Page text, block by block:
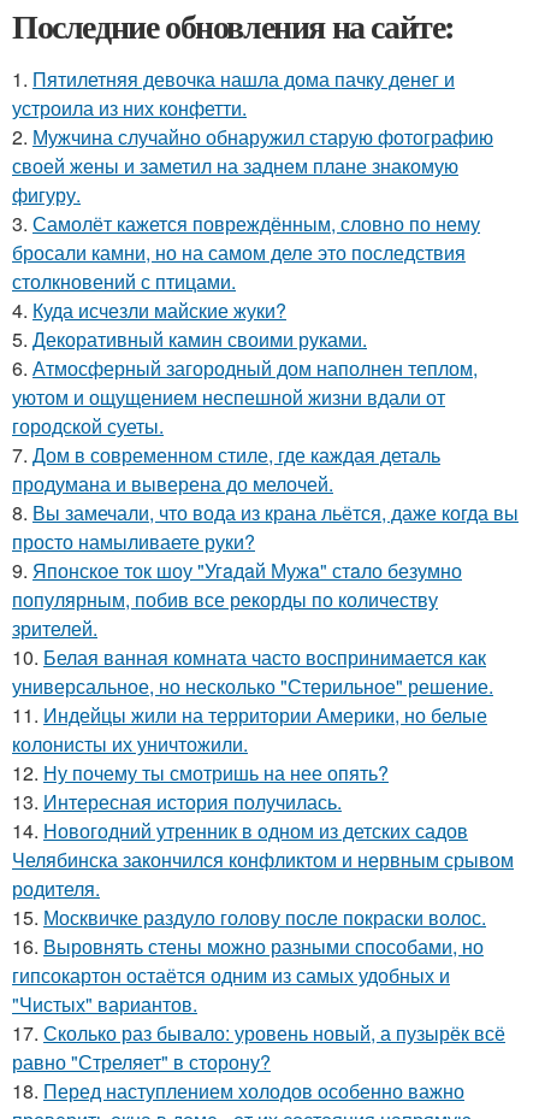
Последние обновления на сайте:
1. Пятилетняя девочка нашла дома пачку денег и
устроила из них конфетти.
2. Мужчина случайно обнаружил старую фотографию
своей жены и заметил на заднем плане знакомую
фигуру.
3. Самолёт кажется повреждённым, словно по нему
бросали камни, но на самом деле это последствия
столкновений с птицами.
4. Куда исчезли майские жуки?
5. Декоративный камин своими руками.
6. Атмосферный загородный дом наполнен теплом,
уютом и ощущением неспешной жизни вдали от
городской суеты.
7. Дом в современном стиле, где каждая деталь
продумана и выверена до мелочей.
8. Вы замечали, что вода из крана льётся, даже когда вы
просто намыливаете руки?
9. Японское ток шоу "Угaдaй Мужa" стaло безумно
популярным, побив все рекорды по количеству
зрителей.
10. Белая ванная комната часто воспринимается как
универсальное, но несколько "Стерильное" решение.
11. Индейцы жили на территории Америки, но белые
колонисты их уничтожили.
12. Ну почему ты смотришь на нее опять?
13. Интересная история получилась.
14. Новогодний утренник в одном из детских садов
Челябинска закончился конфликтом и нервным срывом
родителя.
15. Москвичке раздуло голову после покраски волос.
16. Выровнять стены можно разными способами, но
гипсокартон остаётся одним из самых удобных и
"Чистых" вариантов.
17. Сколько раз бывало: уровень новый, а пузырёк всё
равно "Стреляет" в сторону?
18. Перед наступлением холодов особенно важно